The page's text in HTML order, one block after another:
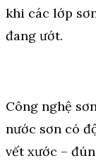
khi các lớp
đang ướt.
Công nghệ
nước sơn có
vết xước –